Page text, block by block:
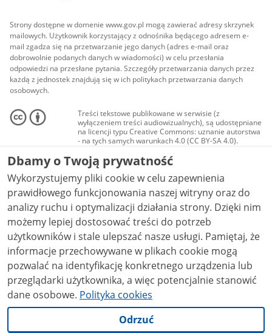
Strony dostępne w domenie www.gov.pl mogą zawierać adresy skrzynek
mailowych. Użytkownik korzystający z odnośnika będącego adresem e-
mail zgadza się na przetwarzanie jego danych (adres e-mail oraz
dobrowolnie podanych danych w wiadomości) w celu przesłania
odpowiedzi na przesłane pytania. Szczegóły przetwarzania danych przez
każdą z jednostek znajdują się w ich politykach przetwarzania danych
osobowych.
Treści tekstowe publikowane w serwisie (z
wyłączeniem treści audiowizualnych), są udostępniane
na licencji typu Creative Commons: uznanie autorstwa
- na tych samych warunkach 4.0 (CC BY-SA 4.0).
Materiały audiowizualne, w tym zdjęcia, materiały
audio i wideo, są udostępniane na licencji typu
Creative Commons: uznanie autorstwa użycie
niekomercyjne - bez utworów zależnych 4.0 (CC BY-
NC-ND 4.0), o ile nie jest to stwierdzone inaczej.
Dbamy o Twoją prywatność
Wykorzystujemy pliki cookie w celu zapewnienia
prawidłowego funkcjonowania naszej witryny oraz do
analizy ruchu i optymalizacji działania strony. Dzięki nim
możemy lepiej dostosować treści do potrzeb
użytkowników i stale ulepszać nasze usługi. Pamiętaj, że
informacje przechowywane w plikach cookie mogą
pozwalać na identyfikację konkretnego urządzenia lub
przeglądarki użytkownika, a więc potencjalnie stanowić
dane osobowe. Polityka cookies
Odrzuć